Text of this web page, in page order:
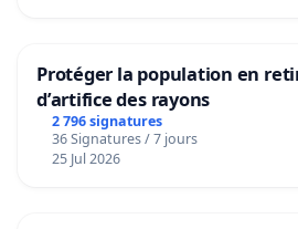
Protéger la population en
d’artifice des rayons
2 796 signatures
36 Signatures / 7 jours
25 Jul 2026